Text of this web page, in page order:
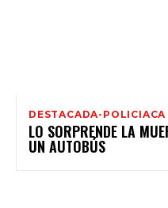
DESTACADA-POLICIACA
LO SORPRENDE LA
UN AUTOBÚS